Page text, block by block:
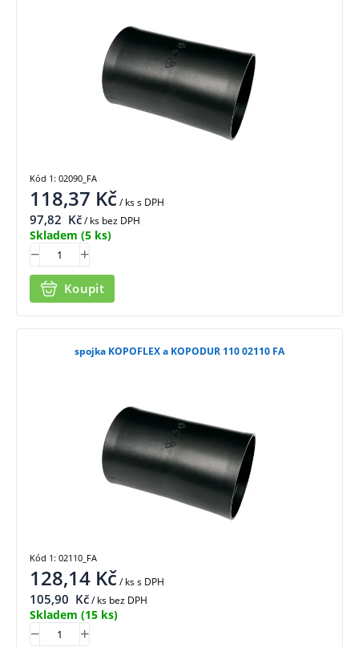
118,37 Kč/ kss DPH
97,82 Kč/ ks bez DPH
Skladem (5 ks)
Koupit
Kód 1: 02090_FA
spojka KOPOFLEX a KOPODUR 110 02110 FA
128,14 Kč/ kss DPH
105,90 Kč/ ks bez DPH
Skladem (15 ks)
Kód 1: 02110_FA